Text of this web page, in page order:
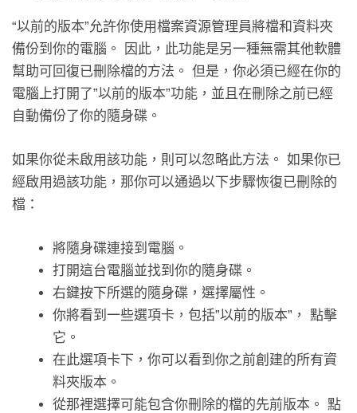
“以前的版本”允許你使用檔案資源管理員將檔和資料夾
備份到你的電腦。 因此，此功能是另一種無需其他軟體
幫助可回復已刪除檔的方法。 但是，你必須已經在你的
電腦上打開了”以前的版本”功能，並且在刪除之前已經
自動備份了你的隨身碟。
如果你從未啟用該功能，則可以忽略此方法。 如果你已
經啟用過該功能，那你可以通過以下步驟恢復已刪除的
檔：
將隨身碟連接到電腦。
打開這台電腦並找到你的隨身碟。
右鍵按下所選的隨身碟，選擇屬性。
你將看到一些選項卡，包括”以前的版本”， 點擊
它。
在此選項卡下，你可以看到你之前創建的所有資
料夾版本。
從那裡選擇可能包含你刪除的檔的先前版本。 點